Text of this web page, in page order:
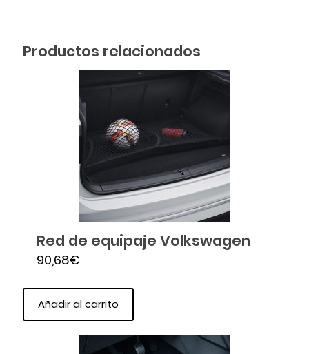
Productos relacionados
Red de equipaje Volkswagen
90,68€
Añadir al carrito